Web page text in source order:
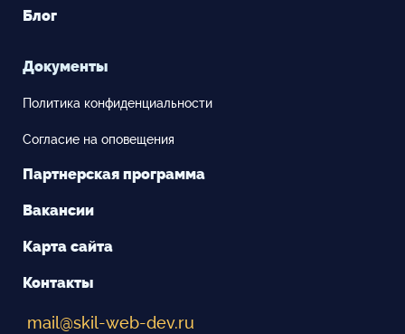
Блог
Документы
Политика конфиденциальности
Согласие на оповещения
Партнерская программа
Вакансии
Карта сайта
Контакты
mail@skil-web-dev.ru